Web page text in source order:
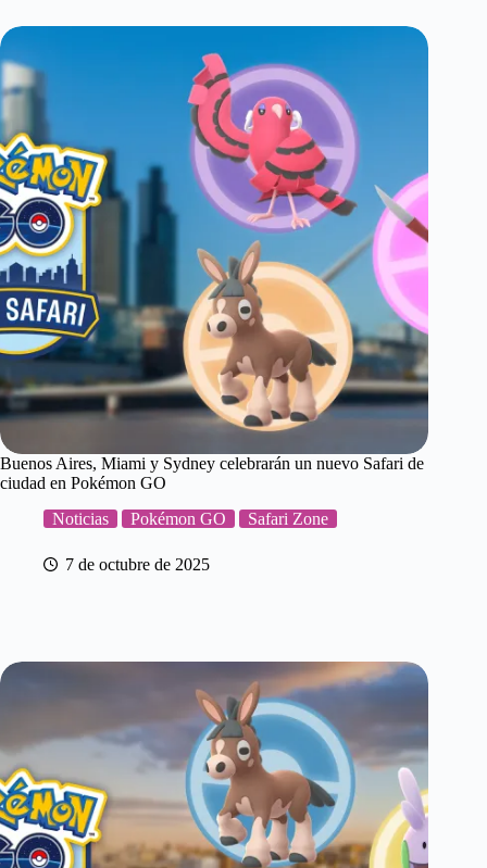
Buenos Aires, Miami y Sydney celebrarán un nuevo Safari de
ciudad en Pokémon GO
Noticias
Pokémon GO Safari Zone
7 de octubre de 2025